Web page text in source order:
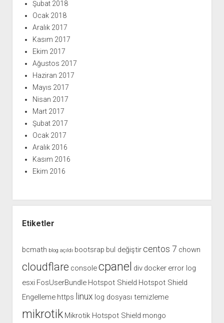
Şubat 2018
Ocak 2018
Aralık 2017
Kasım 2017
Ekim 2017
Ağustos 2017
Haziran 2017
Mayıs 2017
Nisan 2017
Mart 2017
Şubat 2017
Ocak 2017
Aralık 2016
Kasım 2016
Ekim 2016
Etiketler
bcmath blog açıldı bootsrap bul değiştir centos 7 chown
cloudflare consolecpanel div docker error log
esxi FosUserBundle Hotspot Shield Hotspot Shield
Engelleme https linux log dosyası temizleme
mikrotik Mikrotik Hotspot Shield mongo